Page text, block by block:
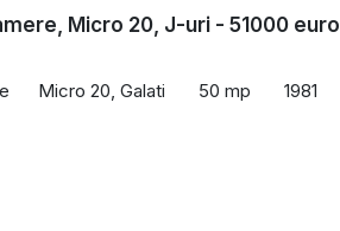
Micro 20, J-uri - 51000 euro
Micro 20, Galati 50 mp 1981